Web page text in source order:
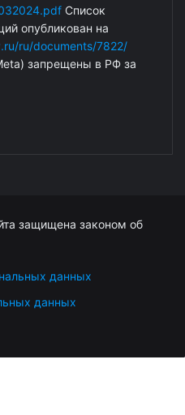
Список
опубликован на
ru/documents/7822/
запрещены в РФ за
защищена законом об
данных
данных